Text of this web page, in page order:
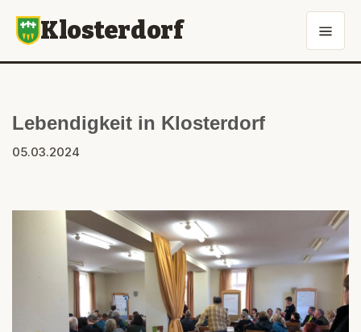
Klosterdorf
Lebendigkeit in Klosterdorf
05.03.2024